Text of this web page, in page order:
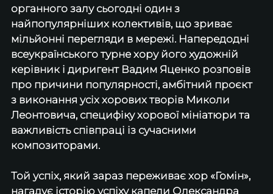
органного залу сьогодні один з
найпопулярніших колективів, що зриває
мільйонні перегляди в мережі. Напередодні
всеукраїнського турне хору його художній
керівник і диригент Вадим Яценко розповів
про причини популярності, амбітний проєкт
з виконання усіх хорових творів Миколи
Леонтовича, специфіку хорової мініатюри та
важливість співпраці із сучасними
композиторами.
Той успіх, який зараз переживає хор «Гомін»,
нагадує історію успіху капели Олександра